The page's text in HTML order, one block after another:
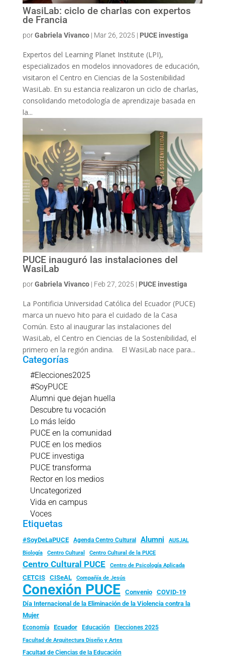
WasiLab: ciclo de charlas con expertos
de Francia
porGabriela Vivanco| Mar 26, 2025 | PUCE investiga
Expertos del Learning Planet Institute (LPI),
especializados en modelos innovadores de educación,
visitaron el Centro en Ciencias de la Sostenibilidad
WasiLab. En su estancia realizaron un ciclo de charlas,
consolidando metodología de aprendizaje basada en
la...
PUCE inauguró las instalaciones del
WasiLab
porGabriela Vivanco| Feb 27, 2025 | PUCE investiga
La Pontificia Universidad Católica del Ecuador (PUCE)
marca un nuevo hito para el cuidado de la Casa
Común. Esto al inaugurar las instalaciones del
WasiLab, el Centro en Ciencias de la Sostenibilidad, el
primero en la región andina. El WasiLab nace para...
Categorías
#Elecciones2025
#SoyPUCE
Alumni que dejan huella
Descubre tu vocación
Lo más leído
PUCE en la comunidad
PUCE en los medios
PUCE investiga
PUCE transforma
Rector en los medios
Uncategorized
Vida en campus
Voces
Etiquetas
#SoyDeLaPUCE Agenda Centro Cultural Alumni
AUSJAL
Biología
Centro Cultural Centro Cultural de la PUCE
Centro Cultural PUCE Centro de Psicología Aplicada
CETCIS CISeAL Compañía de Jesús
Conexión PUCE Convenio
COVID-19
Día Internacional de la Eliminación de la Violencia contra la
Mujer
Economía Ecuador Educación Elecciones 2025
Facultad de Arquitectura Diseño y Artes
Facultad de Ciencias de la Educación